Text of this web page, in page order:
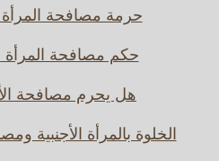
حرمة مصافحة المرأة
حكم مصافحة المرأة
هل يحرم مصافحة
الخلوة بالمرأة الأجنبية